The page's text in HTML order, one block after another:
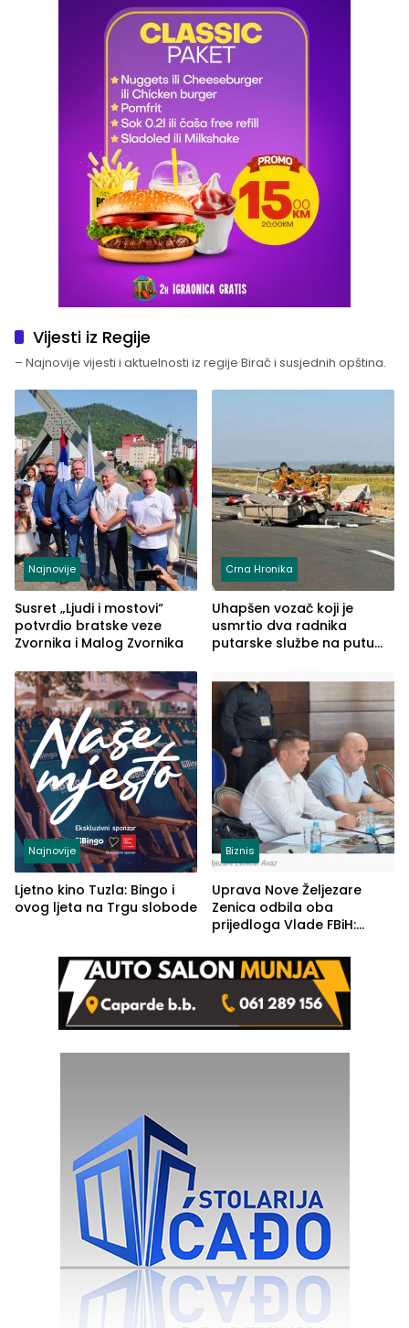
Vijesti iz Regije
– Najnovije vijesti i aktuelnosti iz regije Birač i susjednih opština.
Najnovije
Susret „Ljudi i mostovi“
potvrdio bratske veze
Zvornika i Malog Zvornika
Crna Hronika
Uhapšen vozač koji je
usmrtio dva radnika
putarske službe na putu
(FOTO)
Najnovije
Ljetno kino Tuzla: Bingo i
ovog ljeta na Trgu slobode
Biznis
Uprava Nove Željezare
Zenica odbila oba
prijedloga Vlade FBiH:
rješenje